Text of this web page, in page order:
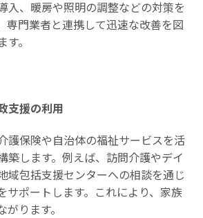
入、暖房や照明の調整などの対策を
専門業者と連携して迅速な改善を図
。
支援の利用
護保険や自治体の福祉サービスを活
築します。例えば、訪問介護やデイ
域包括支援センターへの相談を通じ
サポートします。これにより、家族
ります。